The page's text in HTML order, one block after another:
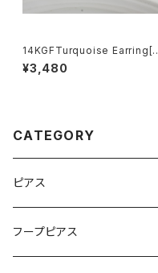
14KGFTurquoise Earring[k
gf5580]
¥3,480
CATEGORY
ピアス
フープピアス